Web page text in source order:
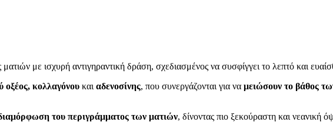
ματιών με ισχυρή αντιγηραντική δράση, σχεδιασμένος να συσφίγγει το λεπτό και
οξέος, κολλαγόνου και αδενοσίνης, που συνεργάζονται για να μειώσουν το βάθος
του περιγράμματος των ματιών, δίνοντας πιο ξεκούραστη και νεανική